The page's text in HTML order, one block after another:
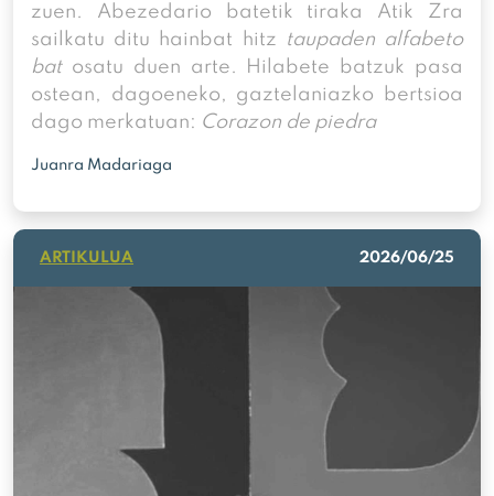
zuen. Abezedario batetik tiraka Atik Zra
sailkatu ditu hainbat hitz
taupaden alfabeto
batosatu duen arte. Hilabete batzuk pasa
ostean, dagoeneko, gaztelaniazko bertsioa
dago merkatuan: Corazon de piedra
Juanra Madariaga
ARTIKULUA 2026/06/25